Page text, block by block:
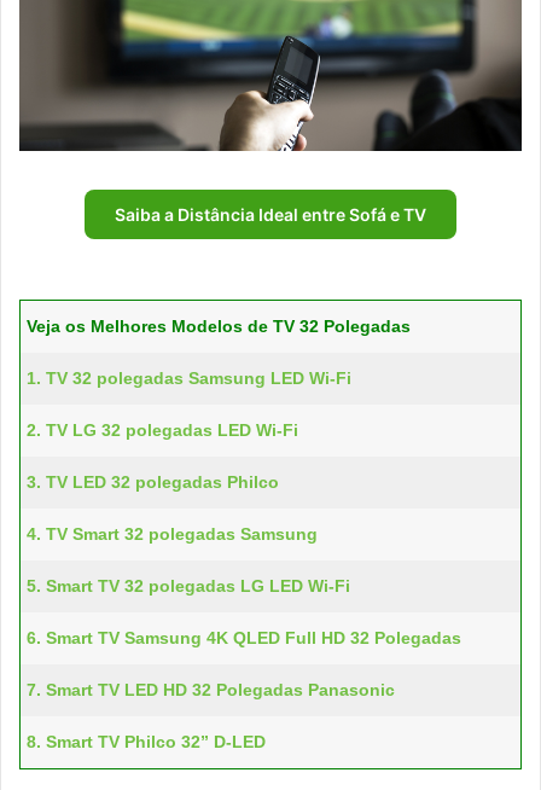
Saiba a Distância Ideal entre Sofá e TV
Veja os Melhores Modelos de TV 32 Polegadas
1. TV 32 polegadas Samsung LED Wi-Fi
2. TV LG 32 polegadas LED Wi-Fi
3. TV LED 32 polegadas Philco
4. TV Smart 32 polegadas Samsung
5. Smart TV 32 polegadas LG LED Wi-Fi
6. Smart TV Samsung 4K QLED Full HD 32 Polegadas
7. Smart TV LED HD 32 Polegadas Panasonic
8. Smart TV Philco 32” D-LED